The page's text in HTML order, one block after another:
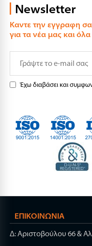
Newsletter
Καντε την εγγραφη
για τα νέα μας και
Έχω διαβάσει και
ΕΠΙΚΟΙΝΩΝΊΑ
Δ: Αριστοβούλου 66 &